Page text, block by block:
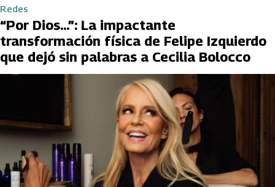
Redes
“Por Dios...”: La impactante
transformación física de Felipe Izquierdo
que dejó sin palabras a Cecilia Bolocco